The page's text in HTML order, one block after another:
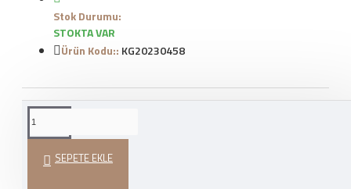
Stok Durumu:
STOKTA VAR
Ürün Kodu:: KG20230458
SEPETE EKLE
VER
HEDIYE PAKETI